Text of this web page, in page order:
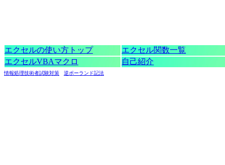
エクセルの使い方トップ
エクセル関数一覧
エクセルVBAマクロ
自己紹介
情報処理技術者試験対策 逆ポーランド記法